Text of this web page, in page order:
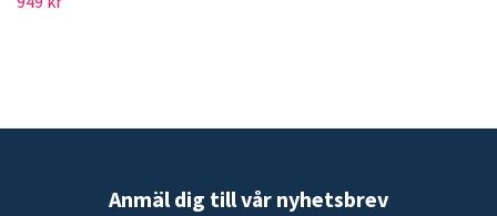
Anmäl dig till vår nyhetsbrev